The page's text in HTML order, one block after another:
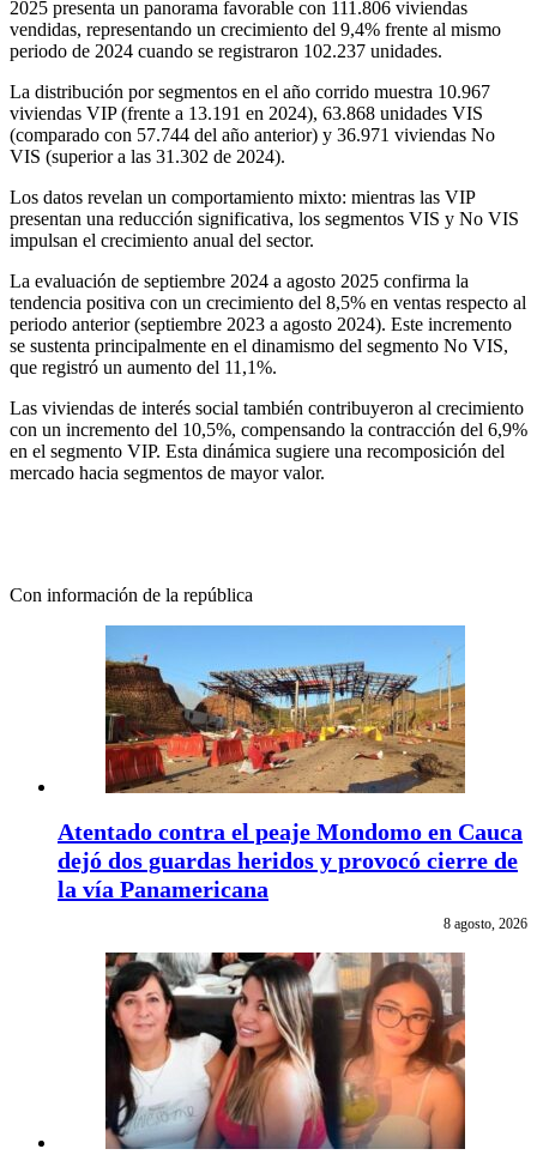
2025 presenta un panorama favorable con 111.806 viviendas
vendidas, representando un crecimiento del 9,4% frente al mismo
periodo de 2024 cuando se registraron 102.237 unidades.
La distribución por segmentos en el año corrido muestra 10.967
viviendas VIP (frente a 13.191 en 2024), 63.868 unidades VIS
(comparado con 57.744 del año anterior) y 36.971 viviendas No
VIS (superior a las 31.302 de 2024).
Los datos revelan un comportamiento mixto: mientras las VIP
presentan una reducción significativa, los segmentos VIS y No VIS
impulsan el crecimiento anual del sector.
La evaluación de septiembre 2024 a agosto 2025 confirma la
tendencia positiva con un crecimiento del 8,5% en ventas respecto al
periodo anterior (septiembre 2023 a agosto 2024). Este incremento
se sustenta principalmente en el dinamismo del segmento No VIS,
que registró un aumento del 11,1%.
Las viviendas de interés social también contribuyeron al crecimiento
con un incremento del 10,5%, compensando la contracción del 6,9%
en el segmento VIP. Esta dinámica sugiere una recomposición del
mercado hacia segmentos de mayor valor.
Con información de la república
Atentado contra el peaje Mondomo en Cauca
dejó dos guardas heridos y provocó cierre de
la vía Panamericana
8 agosto, 2026